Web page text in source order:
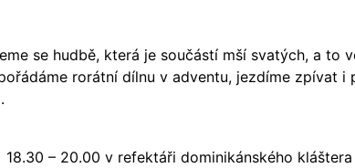
se hudbě, která je součástí mší svatých, a to
rorátní dílnu v adventu, jezdíme zpívat i
– 20.00 v refektáři dominikánského